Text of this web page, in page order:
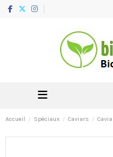
Accueil Spéciaux Caviars